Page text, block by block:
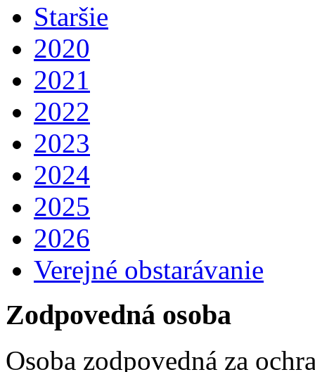
Staršie
2020
2021
2022
2023
2024
2025
2026
Verejné obstarávanie
Zodpovedná osoba
Osoba zodpovedná za